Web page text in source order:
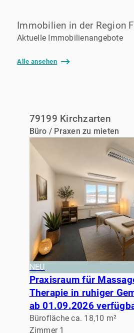
Immobilien in der Region
Aktuelle Immobilienangebote
Alle ansehen
79199 Kirchzarten
Büro / Praxen zu mieten
NEU
Praxisraum für
Therapie in ruhiger
ab 01.09.2026
Bürofläche ca. 18,10 m²
Zimmer 1